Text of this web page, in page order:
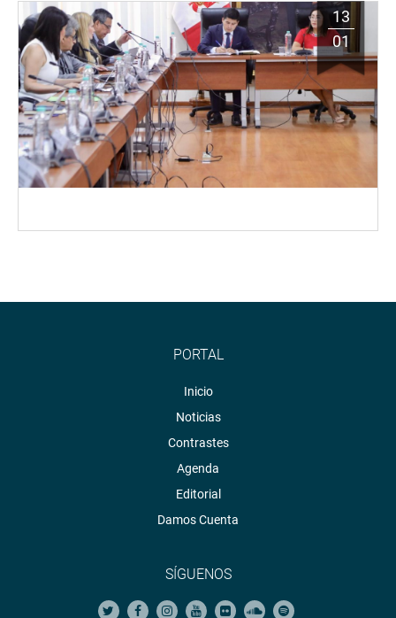
13
01
PORTAL
Inicio
Noticias
Contrastes
Agenda
Editorial
Damos Cuenta
SÍGUENOS